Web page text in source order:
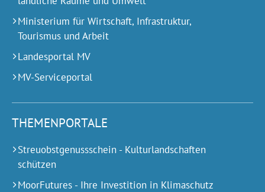
Ministerium für Wirtschaft, Infrastruktur,
Tourismus und Arbeit
Landesportal MV
MV-Serviceportal
THEMENPORTALE
Streuobstgenussschein - Kulturlandschaften
schützen
MoorFutures - Ihre Investition in Klimaschutz